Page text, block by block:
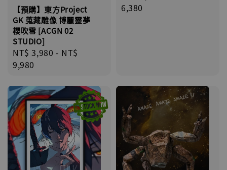
【預購】東方Project
GK 蒐藏雕像 博麗靈夢
櫻吹雪 [ACGN 02
STUDIO]
Regular
price
NT$ 3,980 - NT$
9,980
price
6,380